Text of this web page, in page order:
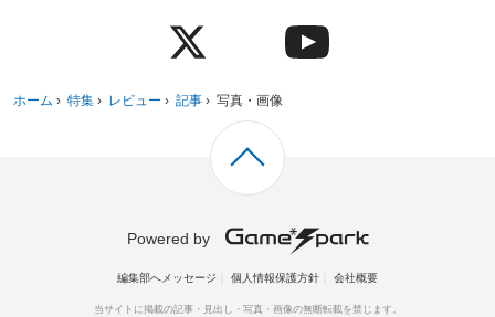
ホーム › 特集 › レビュー › 記事 › 写真・画像
Powered by
編集部へメッセージ 個人情報保護方針 会社概要
当サイトに掲載の記事・見出し・写真・画像の無断転載を禁じます。